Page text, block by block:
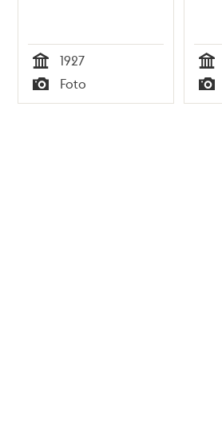
Tid
1927
Typ
Foto Tid
Typ